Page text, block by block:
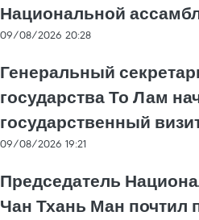
Национальной
09/08/2026 20:28
Генеральный
государства То Лам
государственный
09/08/2026 19:21
Председатель
Чан Тхань Ман почтил